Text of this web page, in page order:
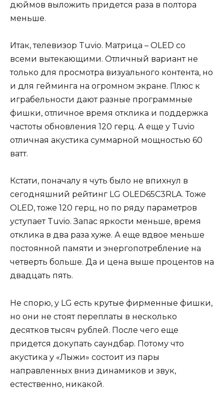
дюймов выложить придется раза в полтора
меньше.
Итак, телевизор Tuvio. Матрица – OLED со
всеми вытекающими. Отличный вариант не
только для просмотра визуального контента, но
и для гейминга на огромном экране. Плюс к
играбельности дают разные программные
фишки, отличное время отклика и поддержка
частоты обновления 120 герц. А еще у Tuvio
отличная акустика суммарной мощностью 60
ватт.
Кстати, поначалу я чуть было не впихнул в
сегодняшний рейтинг LG OLED65C3RLA. Тоже
OLED, тоже 120 герц, но по ряду параметров
уступает Tuvio. Запас яркости меньше, время
отклика в два раза хуже. А еще вдвое меньше
постоянной памяти и энергопотребление на
четверть больше. Да и цена выше процентов на
двадцать пять.
Не спорю, у LG есть крутые фирменные фишки,
но они не стоят переплаты в несколько
десятков тысяч рублей. После чего еще
придется докупать саундбар. Потому что
акустика у «Лыжи» состоит из пары
направленных вниз динамиков и звук,
естественно, никакой.